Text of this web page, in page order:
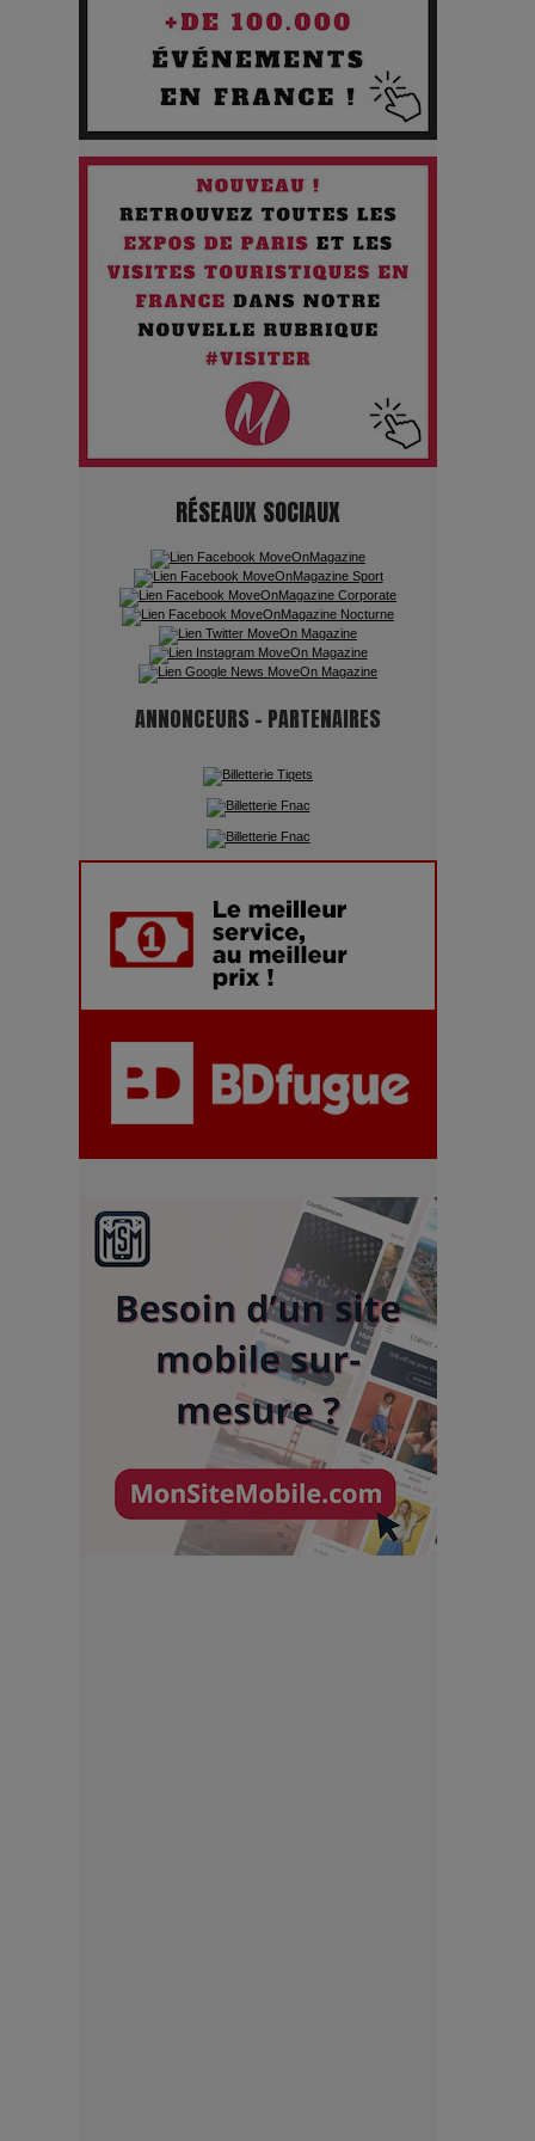
Les Enfants vont bien : Quand
la disparition devient un acte de
survie
Comment Prendre Soin de sa
Santé quand on Roule toute la
Journée
Pourquoi les Petites
Entreprises Créatives Deviennent
les Cibles des Hackers
Les 3 meilleures destinations
pour des vacances sportives !
Quand l'Opéra Rencontre l'IA :
Lola Volonakis, l'Artiste du
Paradoxe qui Chante le Futur
pouvoir : une plongée dans un
futur troublant
Kazakhstan”, célèbre ses 30 ans
de carrière à la Salle Gaveau
chiffres
7 Techniques Secrètes des
Photographes de Stars
Adieu Jean-Pat : rire au bord
du précipice
Pharaonic Festival 2025 : 10
ans d’électro sous les
montagnes, une fête à ne pas
manquer
RÉSEAUX SOCIAUX
ANNONCEURS - PARTENAIRES